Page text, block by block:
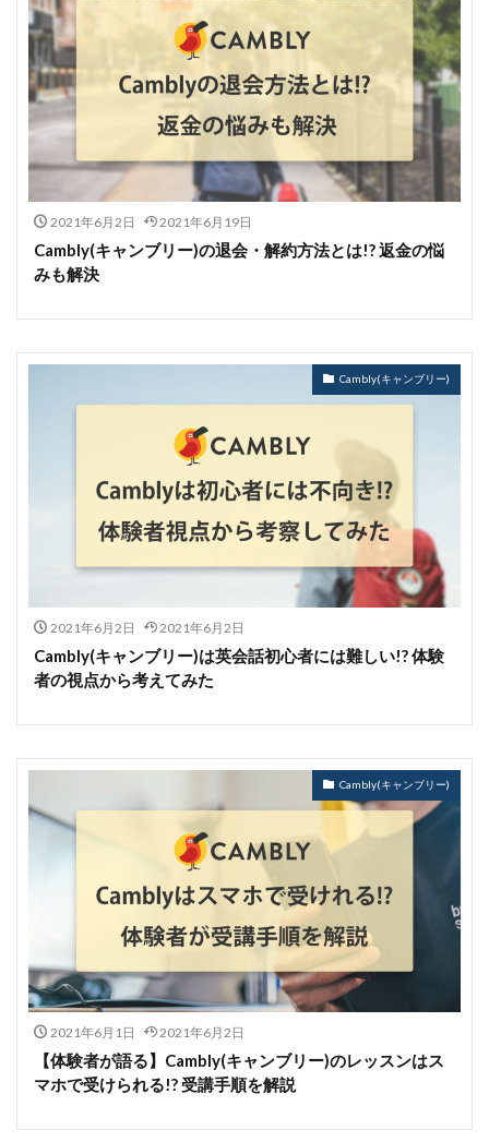
2021年6月2日 2021年6月19日
Cambly(キャンブリー)の退会・解約方法とは!? 返金の悩
みも解決
Cambly(キャンブリー)
2021年6月2日 2021年6月2日
Cambly(キャンブリー)は英会話初心者には難しい!? 体験
者の視点から考えてみた
Cambly(キャンブリー)
2021年6月1日 2021年6月2日
【体験者が語る】Cambly(キャンブリー)のレッスンはス
マホで受けられる!? 受講手順を解説